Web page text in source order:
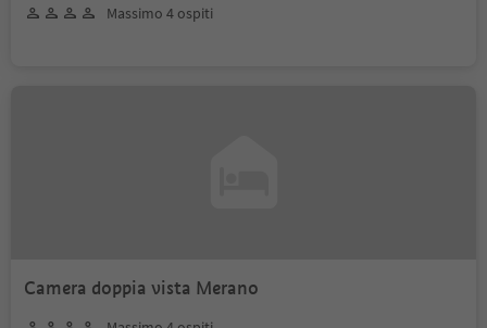
Massimo 4 ospiti
Camera doppia vista Merano